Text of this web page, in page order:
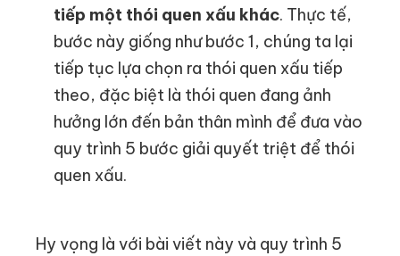
tiếp một thói quen xấu khác. Thực tế,
bước này giống như bước 1, chúng ta lại
tiếp tục lựa chọn ra thói quen xấu tiếp
theo, đặc biệt là thói quen đang ảnh
hưởng lớn đến bản thân mình để đưa vào
quy trình 5 bước giải quyết triệt để thói
quen xấu.
Hy vọng là với bài viết này và quy trình 5